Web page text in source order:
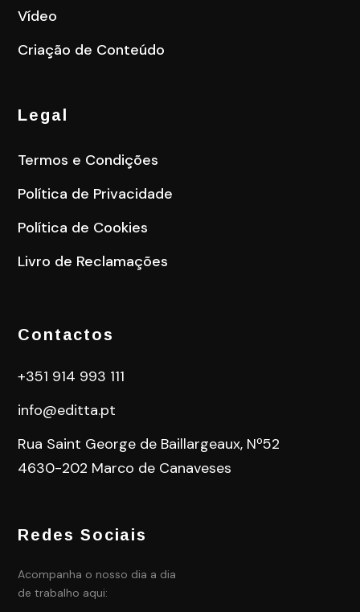
Vídeo
Criação de Conteúdo
Legal
Termos e Condições
Política de Privacidade
Política de Cookies
Livro de Reclamações
Contactos
+351 914 993 111
info@editta.pt
Rua Saint George de Baillargeaux, Nº52
4630-202 Marco de Canaveses
Redes Sociais
Acompanha o nosso dia a dia
de trabalho aqui: